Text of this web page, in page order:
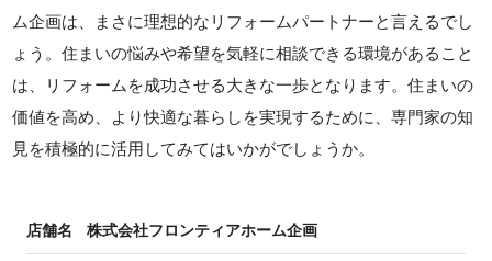
ム企画は、まさに理想的なリフォームパートナーと言えるでし
ょう。住まいの悩みや希望を気軽に相談できる環境があること
は、リフォームを成功させる大きな一歩となります。住まいの
価値を高め、より快適な暮らしを実現するために、専門家の知
見を積極的に活用してみてはいかがでしょうか。
店舗名 株式会社フロンティアホーム企画